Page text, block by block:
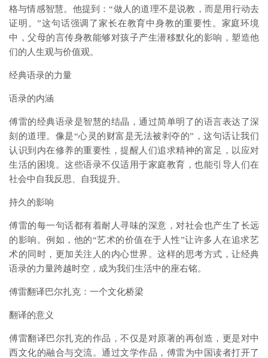
格与情感智慧。他提到：“做人的道理不是说教，而是用行动去
证明。”这句话强调了家长在教育中身教的重要性。家庭环境
中，父母的言传身教能够对孩子产生潜移默化的影响，塑造他
们的人生观与价值观。
经典语录的力量
语录的内涵
傅雷的经典语录是智慧的结晶，通过简单明了的语言表达了深
刻的道理。像是“心灵的财富是无法被剥夺的”，这句话让我们
认识到内在修养的重要性，提醒人们追求精神的富足，以应对
生活的困境。这些语录不仅适用于家庭教育，也能引导人们在
社会中自我反思、自我提升。
持久的影响
傅雷的每一句话都有着耐人寻味的深意，对社会也产生了长远
的影响。例如，他的“艺术的价值在于人性”让许多人在追求艺
术的同时，更加关注人的内心世界。这样的思考方式，让经典
语录的力量跨越时空，成为我们生活中的座右铭。
傅雷翻译巴尔扎克：一个文化桥梁
翻译的意义
傅雷翻译巴尔扎克的作品，不仅是对原著的再创造，更是对中
西文化的融合与交流。通过文学作品，傅雷为中国读者打开了